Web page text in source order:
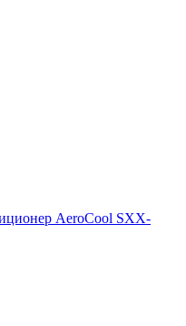
AeroCool SXX-